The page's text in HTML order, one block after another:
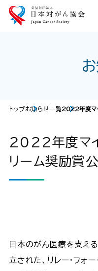
トップお知らせ一覧2022年度マ
2022年度マイ
リーム奨励賞
日本のがん医療を支え
立された、リレー・フォー